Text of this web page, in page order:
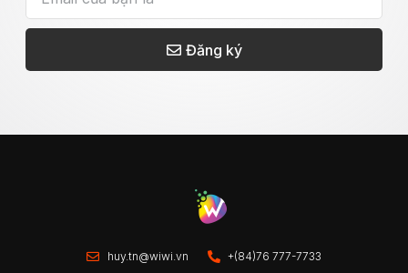
Đăng ký
huy.tn@wiwi.vn +(84)76 777-7733